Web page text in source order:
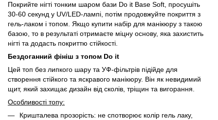
Покрийте нігті тонким шаром бази Do it Base Soft, просушіть
30-60 секунд у UV/LED-лампі, потім продовжуйте покриття з
гель-лаком і топом. Якщо купити набір для манікюру з такою
базою, то в результаті отримаєте міцну основу, яка захистить
нігті та додасть покриттю стійкості.
Бездоганний фініш з топом Do it
Цей топ без липкого шару та УФ-фільтрів підійде для
створення стійкого та яскравого манікюру. Він як невидимий
щит, який захищає дизайн від сколів, тріщин та вигорання.
Особливості топу:
Кришталева прозорість: не спотворює колір гель лаку,